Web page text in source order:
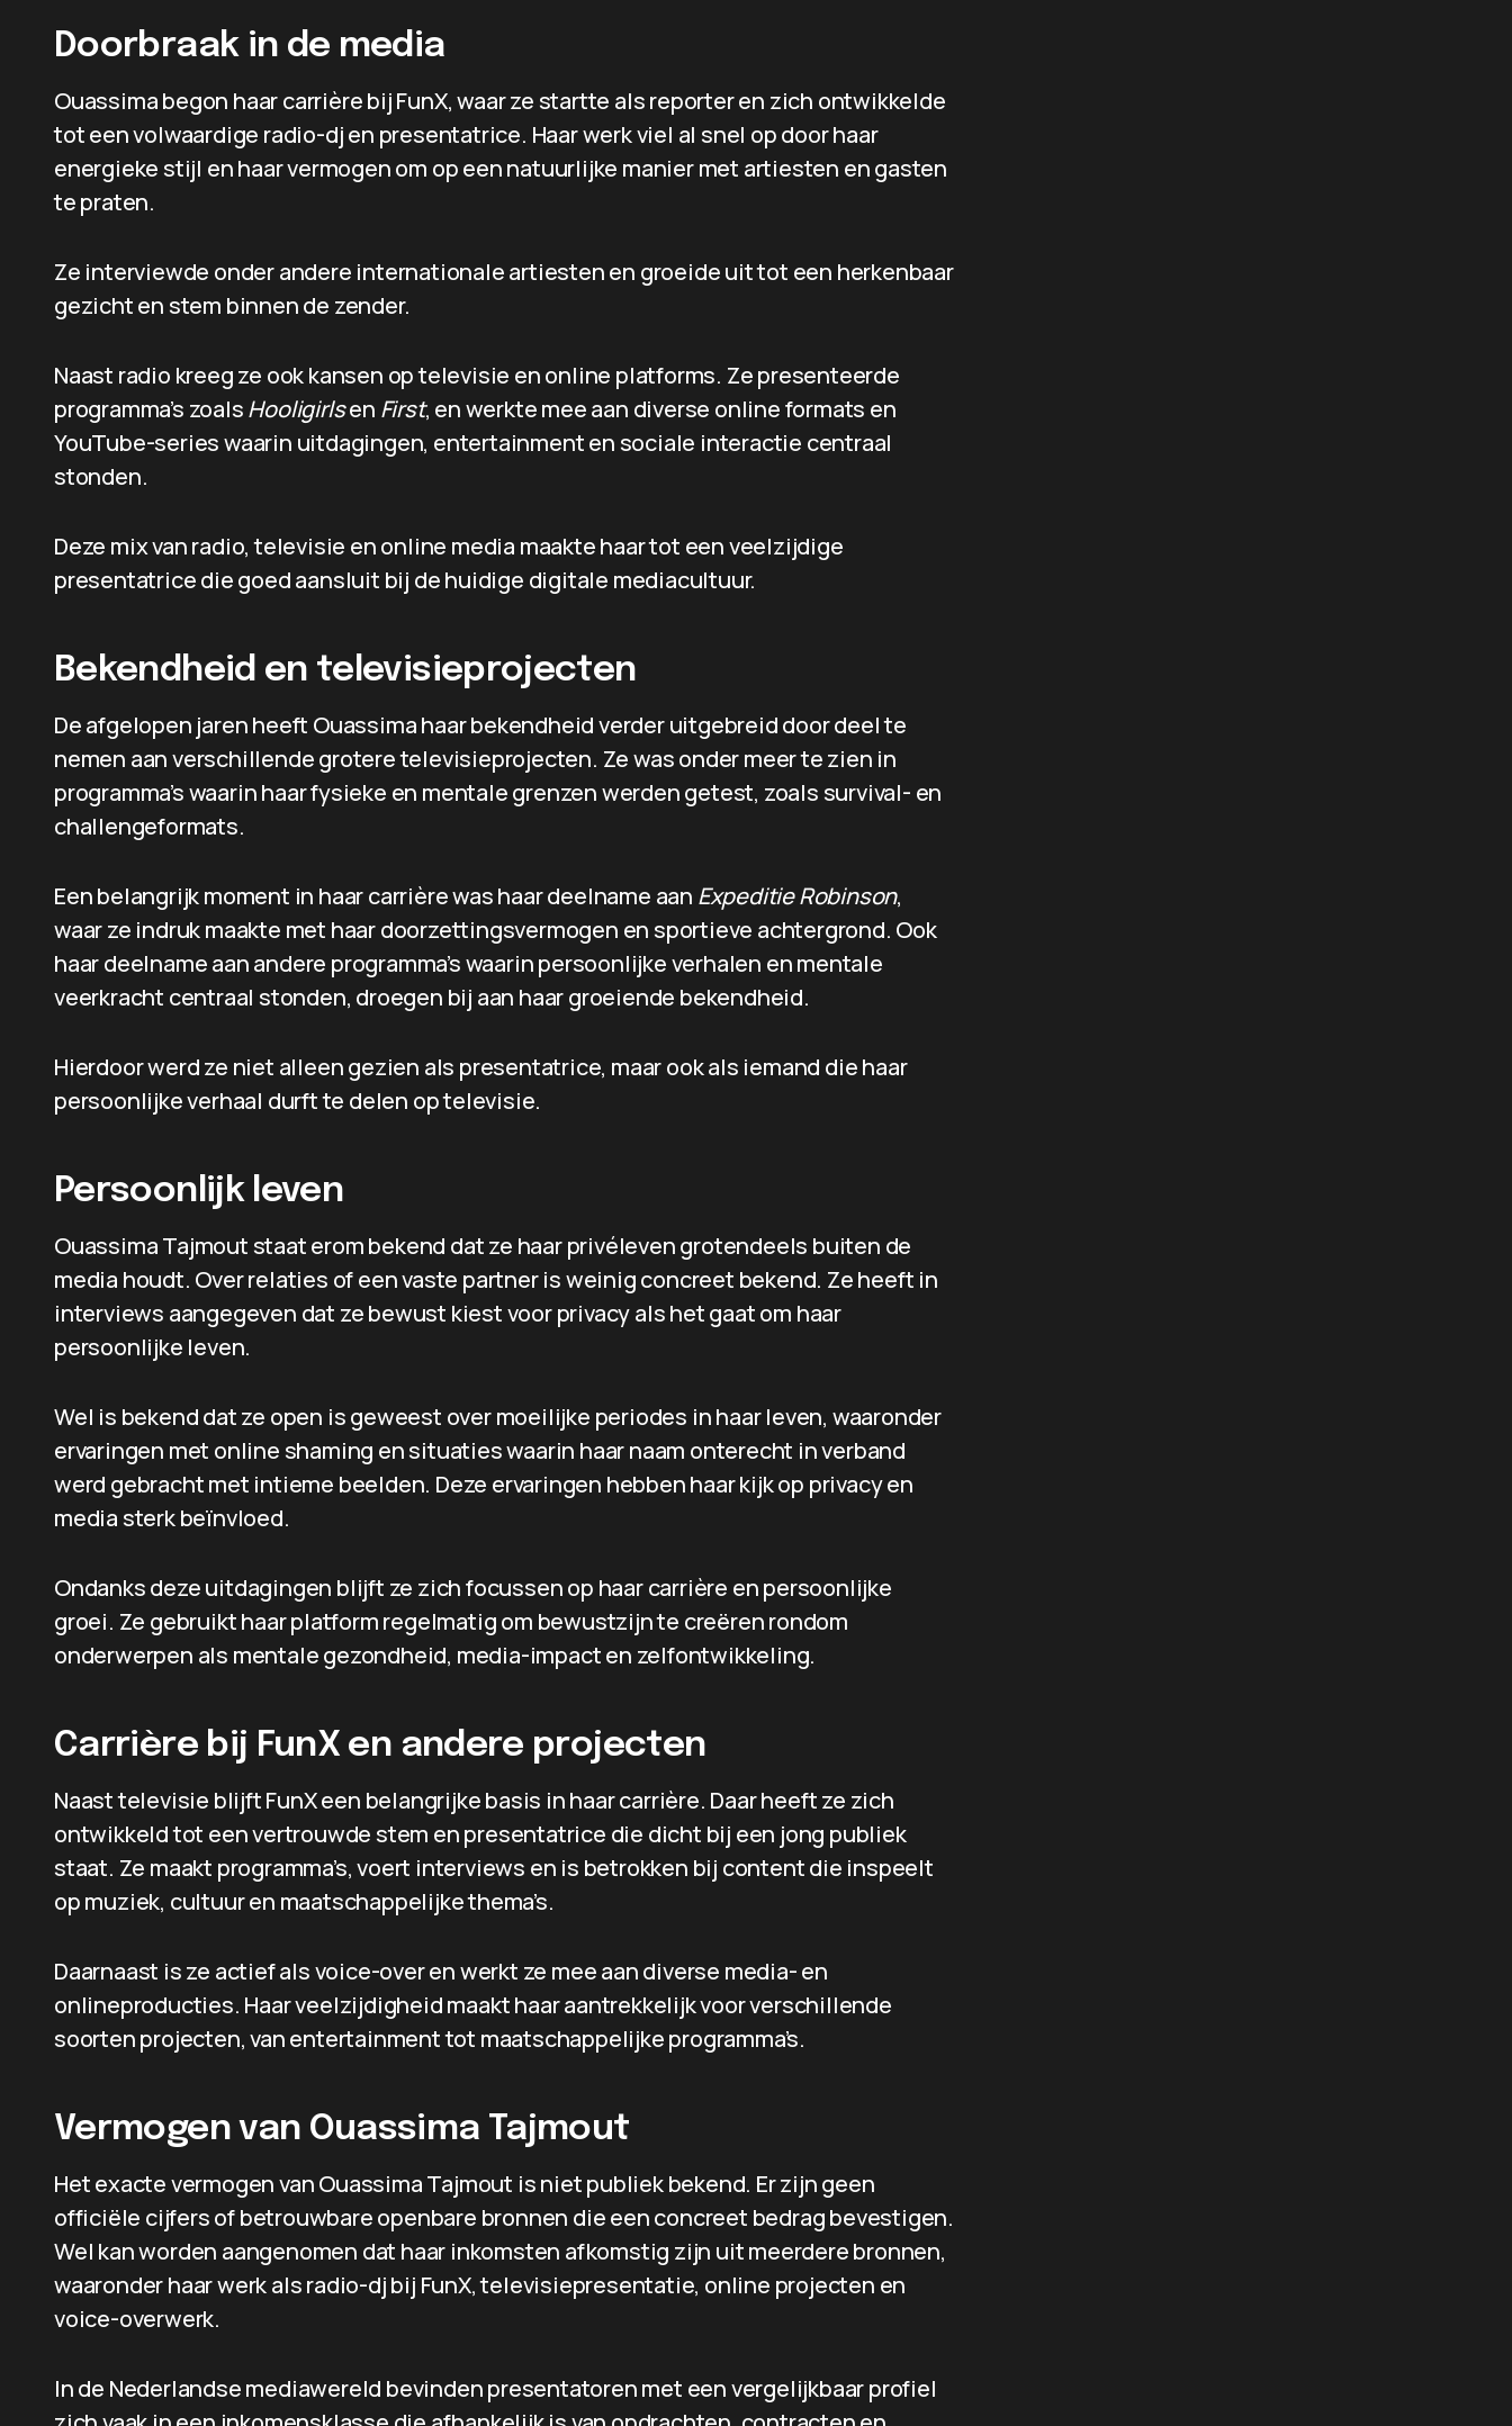
Doorbraak in de media
Ouassima begon haar carrière bij FunX, waar ze startte als reporter en zich ontwikkelde
tot een volwaardige radio-dj en presentatrice. Haar werk viel al snel op door haar
energieke stijl en haar vermogen om op een natuurlijke manier met artiesten en gasten
te praten.
Ze interviewde onder andere internationale artiesten en groeide uit tot een herkenbaar
gezicht en stem binnen de zender.
Naast radio kreeg ze ook kansen op televisie en online platforms. Ze presenteerde
programma’s zoalsHooligirlsen First, en werkte mee aan diverse online formats en
YouTube-series waarin uitdagingen, entertainment en sociale interactie centraal
stonden.
Deze mix van radio, televisie en online media maakte haar tot een veelzijdige
presentatrice die goed aansluit bij de huidige digitale mediacultuur.
Bekendheid en televisieprojecten
De afgelopen jaren heeft Ouassima haar bekendheid verder uitgebreid door deel te
nemen aan verschillende grotere televisieprojecten. Ze was onder meer te zien in
programma’s waarin haar fysieke en mentale grenzen werden getest, zoals survival- en
challengeformats.
Een belangrijk moment in haar carrière was haar deelname aan Expeditie Robinson,
waar ze indruk maakte met haar doorzettingsvermogen en sportieve achtergrond. Ook
haar deelname aan andere programma’s waarin persoonlijke verhalen en mentale
veerkracht centraal stonden, droegen bij aan haar groeiende bekendheid.
Hierdoor werd ze niet alleen gezien als presentatrice, maar ook als iemand die haar
persoonlijke verhaal durft te delen op televisie.
Persoonlijk leven
Ouassima Tajmout staat erom bekend dat ze haar privéleven grotendeels buiten de
media houdt. Over relaties of een vaste partner is weinig concreet bekend. Ze heeft in
interviews aangegeven dat ze bewust kiest voor privacy als het gaat om haar
persoonlijke leven.
Wel is bekend dat ze open is geweest over moeilijke periodes in haar leven, waaronder
ervaringen met online shaming en situaties waarin haar naam onterecht in verband
werd gebracht met intieme beelden. Deze ervaringen hebben haar kijk op privacy en
media sterk beïnvloed.
Ondanks deze uitdagingen blijft ze zich focussen op haar carrière en persoonlijke
groei. Ze gebruikt haar platform regelmatig om bewustzijn te creëren rondom
onderwerpen als mentale gezondheid, media-impact en zelfontwikkeling.
Carrière bij FunX en andere projecten
Naast televisie blijft FunX een belangrijke basis in haar carrière. Daar heeft ze zich
ontwikkeld tot een vertrouwde stem en presentatrice die dicht bij een jong publiek
staat. Ze maakt programma’s, voert interviews en is betrokken bij content die inspeelt
op muziek, cultuur en maatschappelijke thema’s.
Daarnaast is ze actief als voice-over en werkt ze mee aan diverse media- en
onlineproducties. Haar veelzijdigheid maakt haar aantrekkelijk voor verschillende
soorten projecten, van entertainment tot maatschappelijke programma’s.
Vermogen van Ouassima Tajmout
Het exacte vermogen van Ouassima Tajmout is niet publiek bekend. Er zijn geen
officiële cijfers of betrouwbare openbare bronnen die een concreet bedrag bevestigen.
Wel kan worden aangenomen dat haar inkomsten afkomstig zijn uit meerdere bronnen,
waaronder haar werk als radio-dj bij FunX, televisiepresentatie, online projecten en
voice-overwerk.
In de Nederlandse mediawereld bevinden presentatoren met een vergelijkbaar profiel